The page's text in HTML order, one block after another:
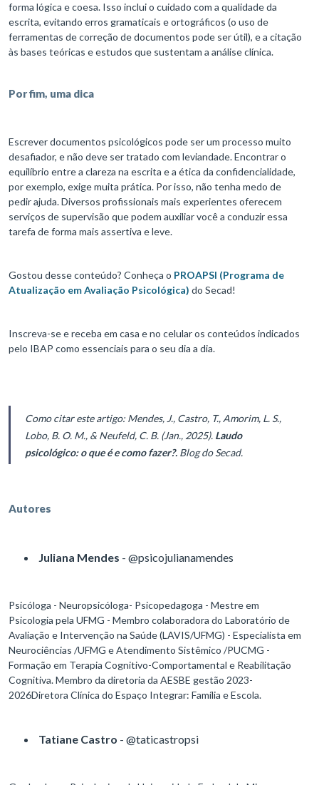
forma lógica e coesa. Isso inclui o cuidado com a qualidade da
escrita, evitando erros gramaticais e ortográficos (o uso de
ferramentas de correção de documentos pode ser útil), e a citação
às bases teóricas e estudos que sustentam a análise clínica.
Por fim, uma dica
Escrever documentos psicológicos pode ser um processo muito
desafiador, e não deve ser tratado com leviandade. Encontrar o
equilíbrio entre a clareza na escrita e a ética da confidencialidade,
por exemplo, exige muita prática. Por isso, não tenha medo de
pedir ajuda. Diversos profissionais mais experientes oferecem
serviços de supervisão que podem auxiliar você a conduzir essa
tarefa de forma mais assertiva e leve.
Gostou desse conteúdo? Conheça o PROAPSI (Programa de
Atualização em Avaliação Psicológica) do Secad!
Inscreva-se e receba em casa e no celular os conteúdos indicados
pelo IBAP como essenciais para o seu dia a dia.
Como citar este artigo: Mendes, J., Castro, T., Amorim, L. S.,
Lobo, B. O. M., & Neufeld, C. B. (Jan., 2025). Laudo
psicológico: o que é e como fazer?. Blog do Secad.
Autores
Juliana Mendes - @psicojulianamendes
Psicóloga - Neuropsicóloga- Psicopedagoga - Mestre em
Psicologia pela UFMG - Membro colaboradora do Laboratório de
Avaliação e Intervenção na Saúde (LAVIS/UFMG) - Especialista em
Neurociências /UFMG e Atendimento Sistêmico /PUCMG -
Formação em Terapia Cognitivo-Comportamental e Reabilitação
Cognitiva. Membro da diretoria da AESBE gestão 2023-
2026Diretora Clínica do Espaço Integrar: Família e Escola.
Tatiane Castro - @taticastropsi